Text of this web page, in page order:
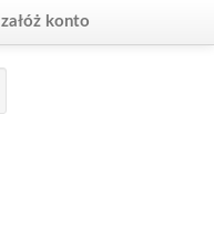
załóż konto